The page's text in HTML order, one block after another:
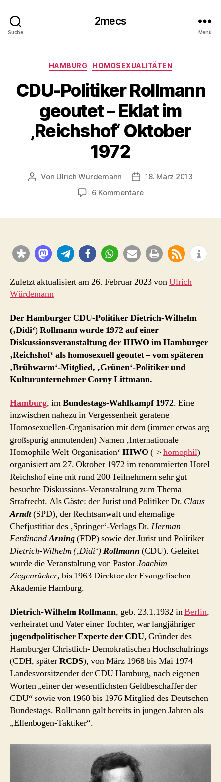
Suche
2mecs
Menü
Kategorien
HAMBURG HOMOSEXUALITÄTEN
CDU-Politiker Rollmann
geoutet – Eklat im
‚Reichshof‘ Oktober
1972
Beitragsautor
Von Ulrich Würdemann Beitragsdatum
18. März 2013
6 Kommentarezu
Eklat
‚Reichshof‘
Zuletzt aktualisiert am 26. Februar 2023 vonUlrich
Würdemann
Der Hamburger CDU-Politiker Dietrich-Wilhelm
(‚Didi‘) Rollmann wurde 1972 auf einer
Diskussionsveranstaltung der IHWO im Hamburger
‚Reichshof‘ als homosexuell geoutet – vom späteren
‚Brühwarm‘-Mitglied, ‚Grünen‘-Politiker und
Kulturunternehmer Corny Littmann.
Hamburg, imBundestags-Wahlkampf 1972. Eine
inzwischen nahezu in Vergessenheit geratene
Homosexuellen-Organisation mit dem (immer etwas arg
großspurig anmutenden) Namen ‚Internationale
Homophile Welt-Organisation‘ IHWO (->homophil)
organisiert am 27. Oktober 1972 im renommierten Hotel
Reichshof eine mit rund 200 Teilnehmern sehr gut
besuchte Diskussions-Veranstaltung zum Thema
Strafrecht. Als Gäste: der Jurist und Politiker Dr. Claus
Arndt(SPD), der Rechtsanwalt und ehemalige
Chefjustitiar des ‚Springer‘-Verlags Dr. Herman
FerdinandArning(FDP) sowie der Jurist und Politiker
Dietrich-Wilhelm (‚Didi‘)Rollmann (CDU). Geleitet
wurde die Veranstaltung von PastorJoachim
Ziegenrücker, bis 1963 Direktor der Evangelischen
Akademie Hamburg.
Dietrich-Wilhelm Rollmann, geb. 23.1.1932 inBerlin,
verheiratet und Vater einer Tochter, war langjähriger
jugendpolitischer Experte der CDU, Gründer des
Hamburger Christlich- Demokratischen Hochschulrings
(CDH, späterRCDS), von März 1968 bis Mai 1974
Landesvorsitzender der CDU Hamburg, nach eigenen
Worten „einer der wesentlichsten Geldbeschaffer der
CDU“ sowie von 1960 bis 1976 Mitglied des Deutschen
Bundestags. Rollmann galt bereits in jungen Jahren als
„Ellenbogen-Taktiker“.